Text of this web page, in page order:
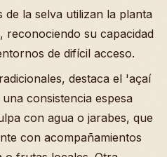
de la selva utilizan la planta
su capacidad
de difícil acceso.
destaca el 'açaí
consistencia espesa
con agua o jarabes, que
con acompañamientos